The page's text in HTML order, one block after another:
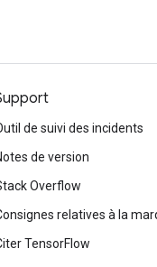
de suivi des incidents
de version
Overflow
relatives à la
TensorFlow